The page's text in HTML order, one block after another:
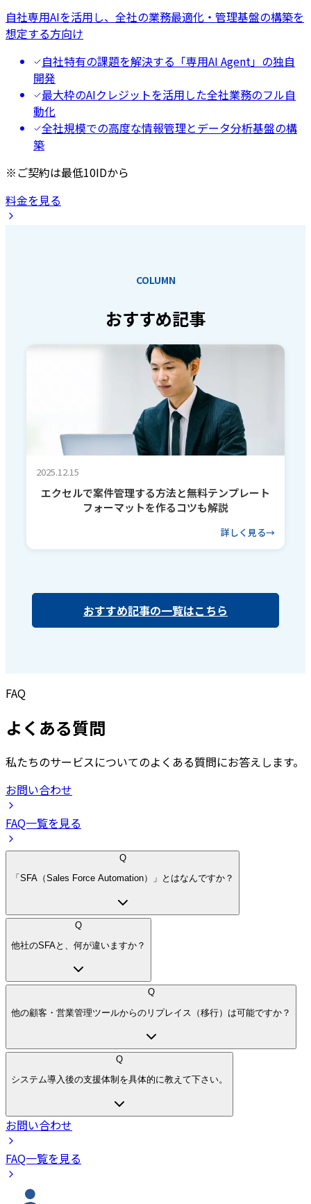
自社専用AIを活用し、全社の業務最適化・管理基盤の構築を
想定する方向け
自社特有の課題を解決する「専用AI Agent」の独自
開発
最大枠のAIクレジットを活用した全社業務のフル自
動化
全社規模での高度な情報管理とデータ分析基盤の構
築
※ご契約は最低10IDから
料金を見る
COLUMN
おすすめ記事
2025.12.15
エクセルで案件管理する方法と無料テンプレート
フォーマットを作るコツも解説
詳しく見る
おすすめ記事の一覧はこちら
FAQ
よくある質問
私たちのサービスについてのよくある質問にお答えします。
お問い合わせ
FAQ一覧を見る
Q
「SFA（Sales Force Automation）」とはなんですか？
Q
他社のSFAと、何が違いますか？
Q
他の顧客・営業管理ツールからのリプレイス（移行）は可能ですか？
Q
システム導入後の支援体制を具体的に教えて下さい。
お問い合わせ
FAQ一覧を見る